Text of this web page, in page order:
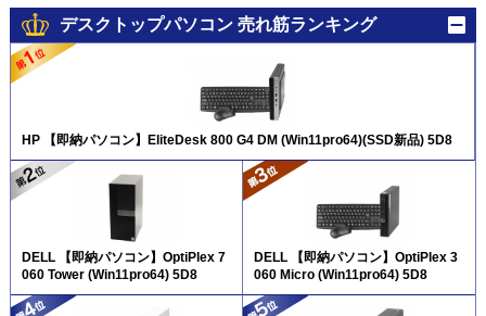
デスクトップパソコン 売れ筋ランキング
HP 【即納パソコン】EliteDesk 800 G4 DM (Win11pro64)(SSD新品) 5D8
DELL 【即納パソコン】OptiPlex 7
060 Tower (Win11pro64) 5D8
DELL 【即納パソコン】OptiPlex 3
060 Micro (Win11pro64) 5D8